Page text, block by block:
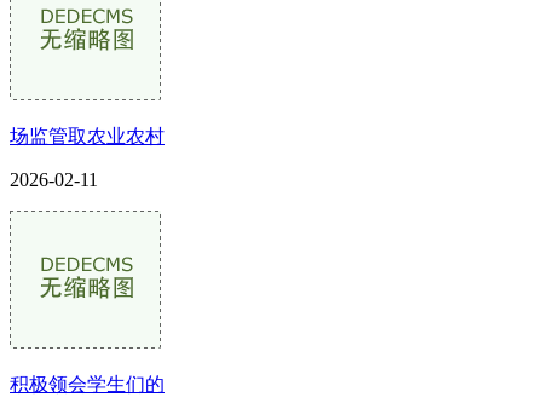
场监管取农业农村
2026-02-11
积极领会学生们的